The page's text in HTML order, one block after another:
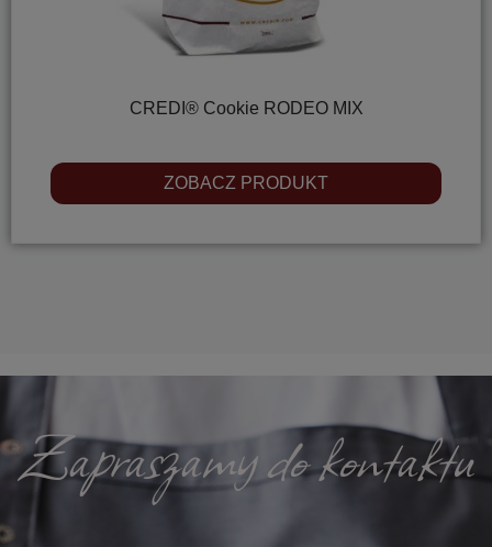
CREDI® Cookie RODEO MIX
ZOBACZ PRODUKT
Zapraszamy do kontaktu